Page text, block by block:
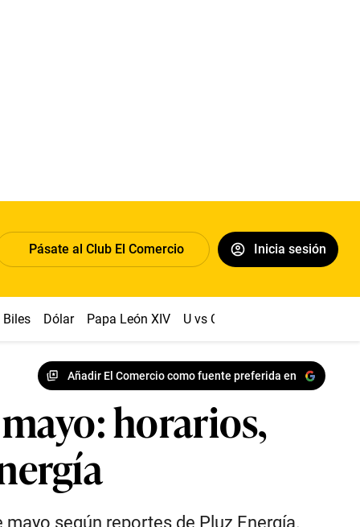
Pásate al Club El Comercio Inicia sesión
Dólar Papa León XIV U vs Cristal
Añadir El Comercio como fuente preferida en
horarios,
según reportes de Pluz Energía.